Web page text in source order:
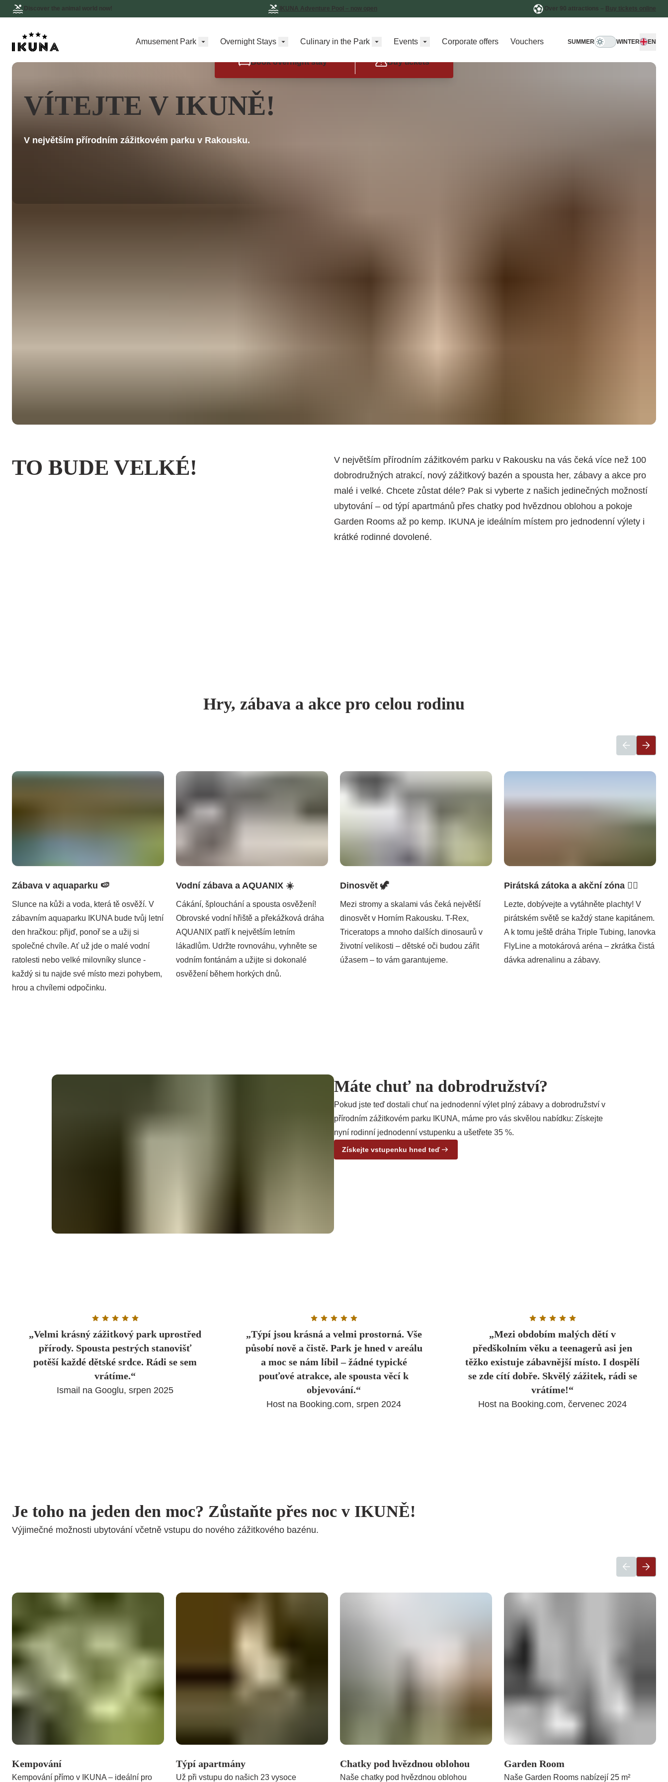
Discover the animal world now! IKUNA Adventure Pool – now open Over 90 attractions – Buy tickets online
Amusement Park Overnight Stays Culinary in the Park Events Corporate offers Vouchers SUMMER WINTER EN
VÍTEJTE V IKUNĚ!
V největším přírodním zážitkovém parku v Rakousku.
Book overnight stay Buy tickets
TO BUDE VELKÉ!
V největším přírodním zážitkovém parku v Rakousku na vás čeká více než 100
dobrodružných atrakcí, nový zážitkový bazén a spousta her, zábavy a akce pro
malé i velké. Chcete zůstat déle? Pak si vyberte z našich jedinečných možností
ubytování – od týpí apartmánů přes chatky pod hvězdnou oblohou a pokoje
Garden Rooms až po kemp. IKUNA je ideálním místem pro jednodenní výlety i
krátké rodinné dovolené.
Hry, zábava a akce pro celou rodinu
Zábava v aquaparku 🍉
Slunce na kůži a voda, která tě osvěží. V
zábavním aquaparku IKUNA bude tvůj letní
den hračkou: přijď, ponoř se a užij si
společné chvíle. Ať už jde o malé vodní
ratolesti nebo velké milovníky slunce -
každý si tu najde své místo mezi pohybem,
hrou a chvílemi odpočinku.
Vodní zábava a AQUANIX ☀️
Cákání, šplouchání a spousta osvěžení!
Obrovské vodní hřiště a překážková dráha
AQUANIX patří k největším letním
lákadlům. Udržte rovnováhu, vyhněte se
vodním fontánám a užijte si dokonalé
osvěžení během horkých dnů.
Dinosvět 🦖
Mezi stromy a skalami vás čeká největší
dinosvět v Horním Rakousku. T-Rex,
Triceratops a mnoho dalších dinosaurů v
životní velikosti – dětské oči budou zářit
úžasem – to vám garantujeme.
Pirátská zátoka a akční zóna 🏴‍☠️
Lezte, dobývejte a vytáhněte plachty! V
pirátském světě se každý stane kapitánem.
A k tomu ještě dráha Triple Tubing, lanovka
FlyLine a motokárová aréna – zkrátka čistá
dávka adrenalinu a zábavy.
Máte chuť na dobrodružství?
Pokud jste teď dostali chuť na jednodenní výlet plný zábavy a dobrodružství v
přírodním zážitkovém parku IKUNA, máme pro vás skvělou nabídku: Získejte
nyní rodinní jednodenní vstupenku a ušetřete 35 %.
Získejte vstupenku hned teď
Rating: 5 out of 5 stars
„Velmi krásný zážitkový park uprostřed
přírody. Spousta pestrých stanovišť
potěší každé dětské srdce. Rádi se sem
vrátíme.“
Ismail na Googlu, srpen 2025
Rating: 5 out of 5 stars
„Týpí jsou krásná a velmi prostorná. Vše
působí nově a čistě. Park je hned v areálu
a moc se nám líbil – žádné typické
pouťové atrakce, ale spousta věcí k
objevování.“
Host na Booking.com, srpen 2024
Rating: 5 out of 5 stars
„Mezi obdobím malých dětí v
předškolním věku a teenagerů asi jen
těžko existuje zábavnější místo. I dospělí
se zde cítí dobře. Skvělý zážitek, rádi se
vrátíme!“
Host na Booking.com, červenec 2024
Je toho na jeden den moc? Zůstaňte přes noc v IKUNĚ!
Výjimečné možnosti ubytování včetně vstupu do nového zážitkového bazénu.
Kempování
Kempování přímo v IKUNA – ideální pro
Týpí apartmány
Už při vstupu do našich 23 vysoce
Chatky pod hvězdnou oblohou
Naše chatky pod hvězdnou oblohou
Garden Room
Naše Garden Rooms nabízejí 25 m²